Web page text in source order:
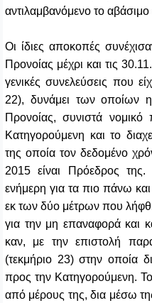
αντιλαμβανόμενο το
Οι ίδιες αποκοπές
Προνοίας μέχρι και τις
γενικές συνελεύσεις που
22), δυνάμει των οποίων
Προνοίας, συνιστά
Κατηγορούμενη και το
της οποία τον δεδομένο
2015 είναι Πρόεδρος
ενήμερη για τα πιο πάνω
εκ των δύο μέτρων που
για την μη επαναφορά και
καν, με την επιστολή
(τεκμήριο 23) στην οποία
προς την Κατηγορούμενη.
από μέρους της, δια μέσω